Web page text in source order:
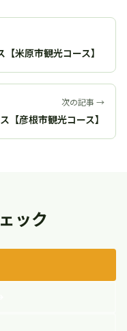
米原市観光コース】
次の記事 →
【彦根市観光コース】
ック